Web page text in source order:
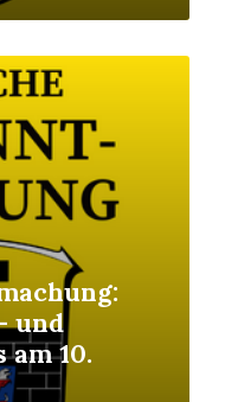
und
am 10.